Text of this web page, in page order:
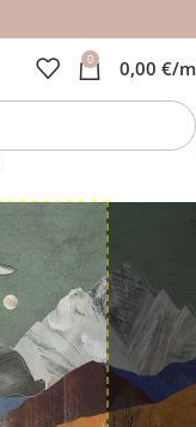
0 0,00 €/